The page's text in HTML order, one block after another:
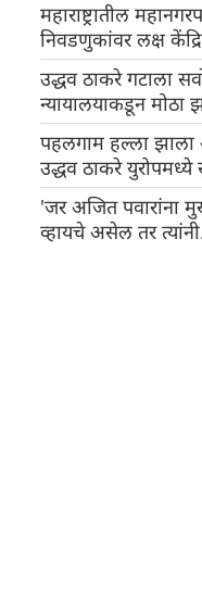
महाराष्ट्रातील
निवडणुकांवर लक्ष
उद्धव ठाकरेंना सर्वोच्च
न्यायालयाचे निर्देश
उद्धव ठाकरे गटाला
न्यायालयाकडून मोठा
'धनुष्य-बाण ' या
चिन्हावर लवकर
करण्यास नकार दिला
पहलगाम हल्ला
उद्धव ठाकरे युरोपमध्ये
गेले, शिवसेना
देवरा यांचा हल्लाबोल
'जर अजित पवारांना
व्हायचे असेल तर त्यांनी